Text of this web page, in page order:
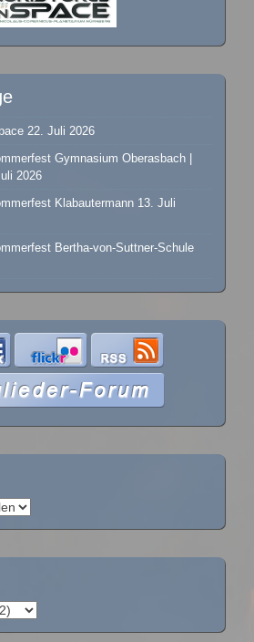
22. Juli 2026
Gymnasium Oberasbach |
2026
Klabautermann 13. Juli
Bertha-von-Suttner-Schule